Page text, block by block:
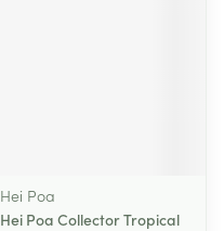
Hei Poa
Hei Poa Collector Tropical